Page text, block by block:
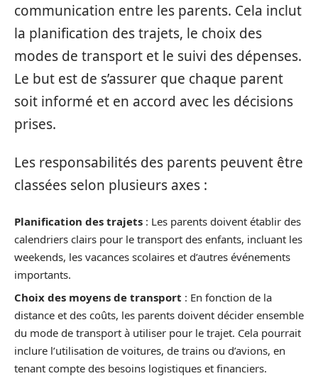
communication entre les parents. Cela inclut
la planification des trajets, le choix des
modes de transport et le suivi des dépenses.
Le but est de s’assurer que chaque parent
soit informé et en accord avec les décisions
prises.
Les responsabilités des parents peuvent être
classées selon plusieurs axes :
Planification des trajets : Les parents doivent établir des
calendriers clairs pour le transport des enfants, incluant les
weekends, les vacances scolaires et d’autres événements
importants.
Choix des moyens de transport : En fonction de la
distance et des coûts, les parents doivent décider ensemble
du mode de transport à utiliser pour le trajet. Cela pourrait
inclure l’utilisation de voitures, de trains ou d’avions, en
tenant compte des besoins logistiques et financiers.